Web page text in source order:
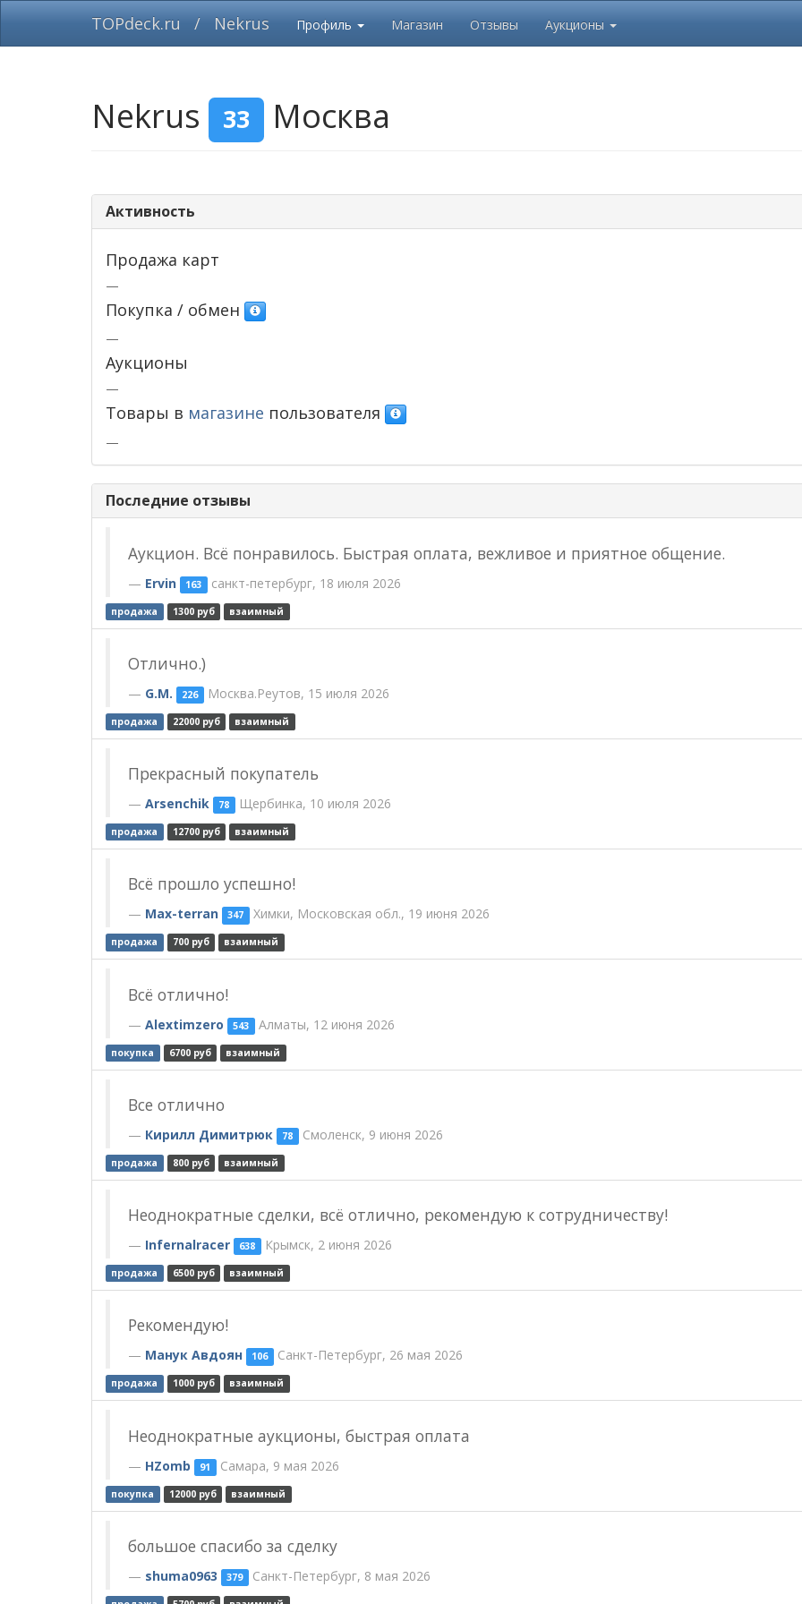
TOPdeck.ru / Nekrus Профиль Магазин Отзывы Аукционы
Nekrus 33 Москва
Активность
Продажа карт
—
Покупка / обмен
—
Аукционы
—
Товары в магазине пользователя
—
Последние отзывы
Аукцион. Всё понравилось. Быстрая оплата, вежливое и приятное общение.
Ervin 163 санкт-петербург, 18 июля 2026
продажа 1300 руб взаимный
Отлично.)
G.M. 226 Москва.Реутов, 15 июля 2026
продажа 22000 руб взаимный
Прекрасный покупатель
Arsenchik 78 Щербинка, 10 июля 2026
продажа 12700 руб взаимный
Всё прошло успешно!
Max-terran 347 Химки, Московская обл., 19 июня 2026
продажа 700 руб взаимный
Всё отлично!
Alextimzero 543 Алматы, 12 июня 2026
покупка 6700 руб взаимный
Все отлично
Кирилл Димитрюк 78 Смоленск, 9 июня 2026
продажа 800 руб взаимный
Неоднократные сделки, всё отлично, рекомендую к сотрудничеству!
Infernalracer 638 Крымск, 2 июня 2026
продажа 6500 руб взаимный
Рекомендую!
Манук Авдоян 106 Санкт-Петербург, 26 мая 2026
продажа 1000 руб взаимный
Неоднократные аукционы, быстрая оплата
HZomb 91 Самара, 9 мая 2026
покупка 12000 руб взаимный
большое спасибо за сделку
shuma0963 379 Санкт-Петербург, 8 мая 2026